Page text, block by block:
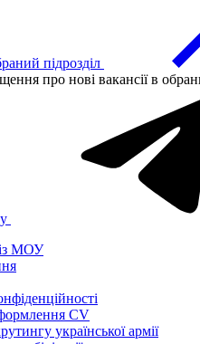
підрозділ
про нові вакансії в
МОУ
CV
української армії